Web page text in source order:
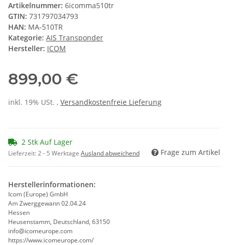
Artikelnummer: 6icomma510tr
GTIN: 731797034793
HAN: MA-510TR
Kategorie: AIS Transponder
Hersteller: ICOM
899,00 €
inkl. 19% USt. , Versandkostenfreie Lieferung
2 Stk Auf Lager
Lieferzeit:2 - 5 Werktage Ausland abweichend Frage zum Artikel
Herstellerinformationen:
Icom (Europe) GmbH
Am Zwerggewann 02.04.24
Hessen
Heusenstamm, Deutschland, 63150
info@icomeurope.com
https://www.icomeurope.com/